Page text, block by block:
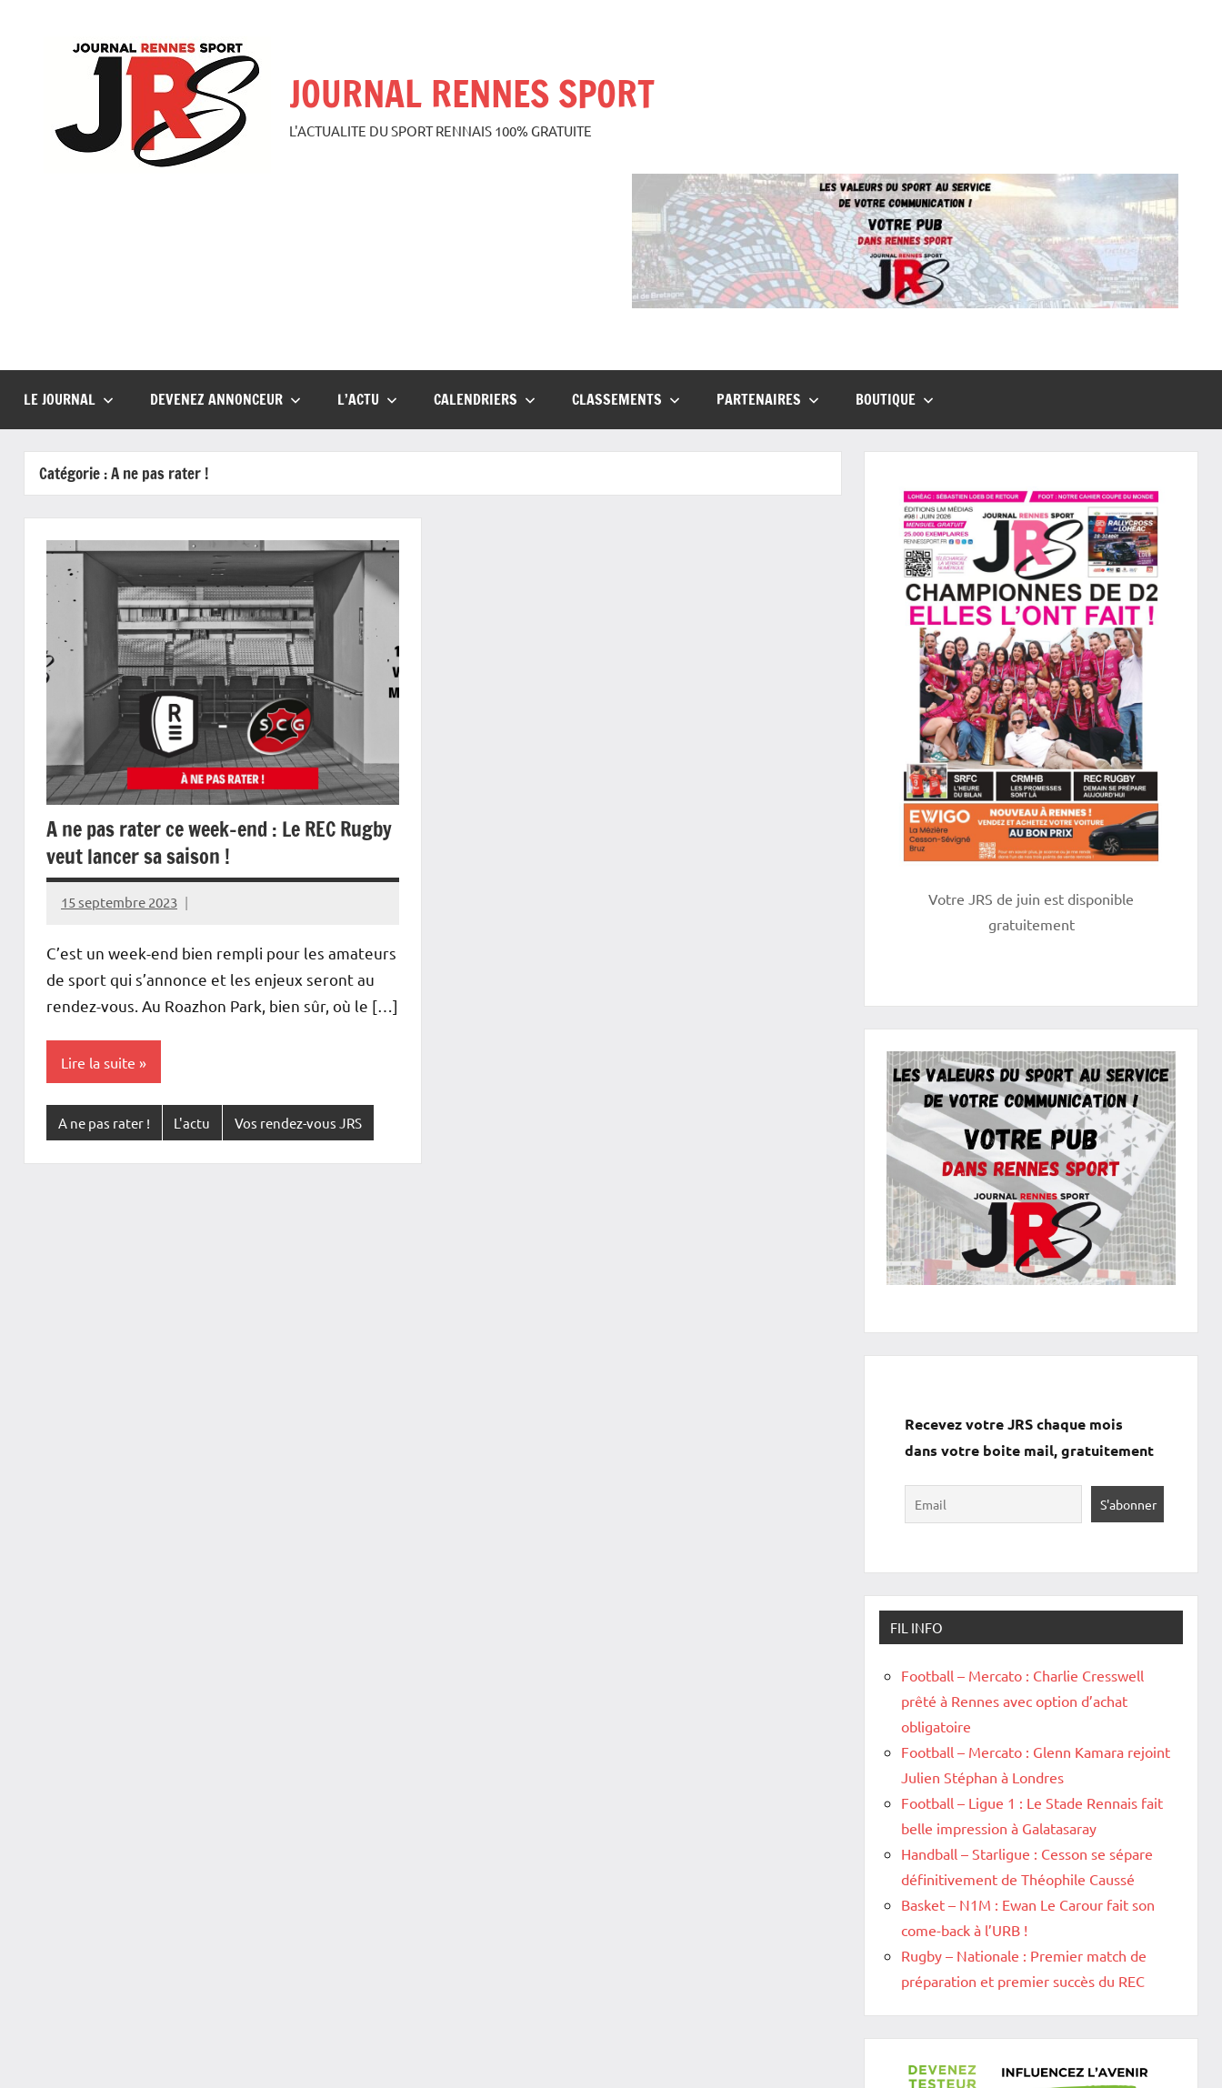
JOURNAL RENNES SPORT
L'ACTUALITE DU SPORT RENNAIS 100% GRATUITE
LE JOURNAL DEVENEZ ANNONCEUR L’ACTU CALENDRIERS CLASSEMENTS PARTENAIRES BOUTIQUE
Catégorie :A ne pas rater !
A ne pas rater ce week-end : Le REC Rugby
veut lancer sa saison !
15 septembre 2023
Rédaction
C’est un week-end bien rempli pour les amateurs
de sport qui s’annonce et les enjeux seront au
rendez-vous. Au Roazhon Park, bien sûr, où le […]
Lire la suite
A ne pas rater ! L'actu Vos rendez-vous JRS
Votre JRS de juin est disponible
gratuitement
Recevez votre JRS chaque mois
dans votre boite mail, gratuitement
FIL INFO
Football – Mercato : Charlie Cresswell
prêté à Rennes avec option d’achat
obligatoire
Football – Mercato : Glenn Kamara rejoint
Julien Stéphan à Londres
Football – Ligue 1 : Le Stade Rennais fait
belle impression à Galatasaray
Handball – Starligue : Cesson se sépare
définitivement de Théophile Caussé
Basket – N1M : Ewan Le Carour fait son
come-back à l’URB !
Rugby – Nationale : Premier match de
préparation et premier succès du REC